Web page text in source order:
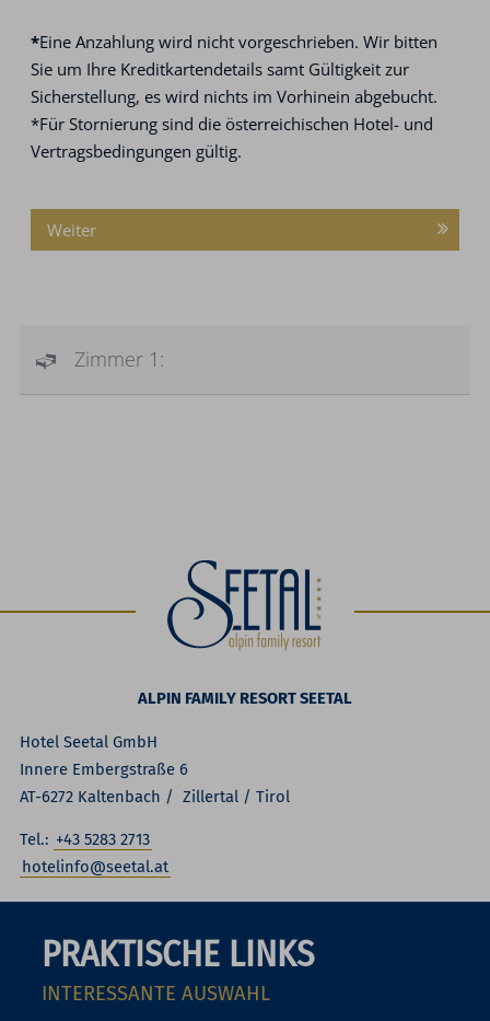
*Eine Anzahlung wird nicht vorgeschrieben. Wir bitten
Sie um Ihre Kreditkartendetails samt Gültigkeit zur
Sicherstellung, es wird nichts im Vorhinein abgebucht.
*Für Stornierung sind die österreichischen Hotel- und
Vertragsbedingungen gültig.
Weiter
Zimmer 1:
ALPIN FAMILY RESORT SEETAL
Hotel Seetal GmbH
Innere Embergstraße 6
AT-6272 Kaltenbach / Zillertal / Tirol
Tel.: +43 5283 2713
hotelinfo@seetal.at
PRAKTISCHE LINKS
INTERESSANTE AUSWAHL